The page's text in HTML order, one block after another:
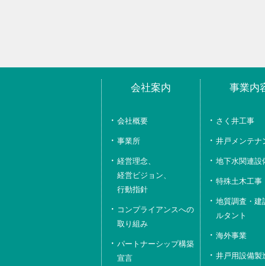
会社案内
会社概要
事業所
経営理念、
経営ビジョン、
行動指針
コンプライアンスへの
取り組み
パートナーシップ構築
宣言
事業内
さく井工事
井戸メンテナ
地下水関連設
特殊土木工事
地質調査・建
ルタント
海外事業
井戸用設備製